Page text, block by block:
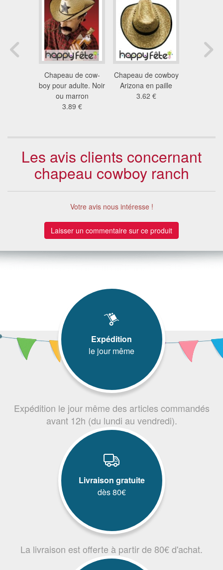
Chapeau de cow-
boy pour adulte. Noir
ou marron
3.89 €
Chapeau de cowboy
Arizona en paille
3.62 €
Les avis clients concernant
chapeau cowboy ranch
Votre avis nous intéresse !
Laisser un commentaire sur ce produit
Expédition
le jour même
Expédition le jour même des articles commandés
avant 12h (du lundi au vendredi).
Livraison gratuite
dès 80€
La livraison est offerte à partir de 80€ d'achat.